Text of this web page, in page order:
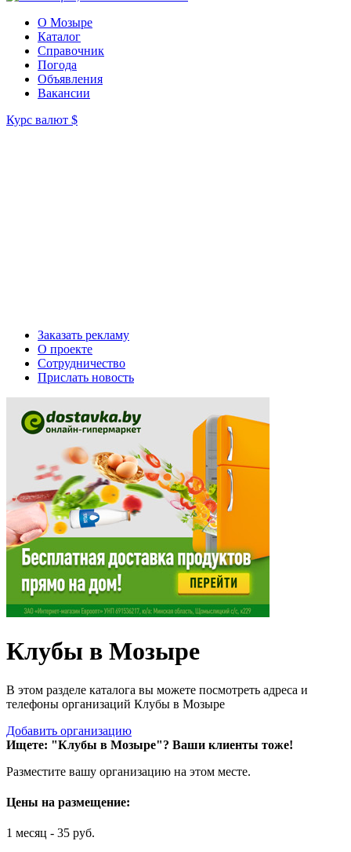
О Мозыре
Каталог
Справочник
Погода
Объявления
Вакансии
Курс валют $
Заказать рекламу
О проекте
Сотрудничество
Прислать новость
Клубы в Мозыре
В этом разделе каталога вы можете посмотреть адреса и
телефоны организаций Клубы в Мозыре
Добавить организацию
Ищете: "Клубы в Мозыре"? Ваши клиенты тоже!
Разместите вашу организацию на этом месте.
Цены на размещение:
1 месяц - 35 руб.